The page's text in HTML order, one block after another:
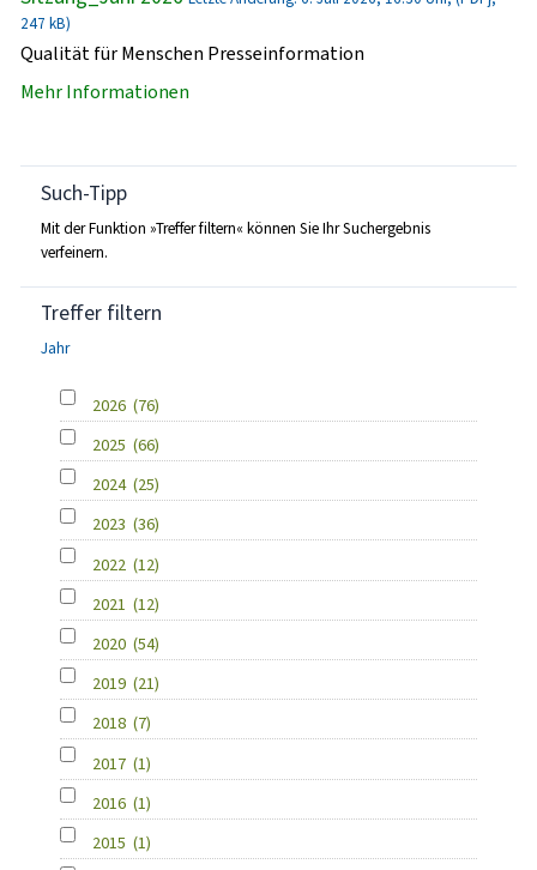
247 kB)
Qualität für Menschen Presseinformation
Mehr Informationen
Such-Tipp
Mit der Funktion »Treffer filtern« können Sie Ihr Suchergebnis
verfeinern.
Treffer filtern
Jahr
2026 (76)
2025 (66)
2024 (25)
2023 (36)
2022 (12)
2021 (12)
2020 (54)
2019 (21)
2018 (7)
2017 (1)
2016 (1)
2015 (1)